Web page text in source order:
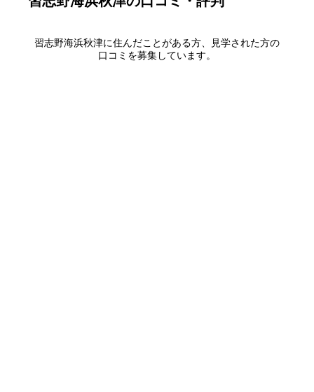
習志野海浜秋津に住んだことがある方、見学された方の
口コミを募集しています。